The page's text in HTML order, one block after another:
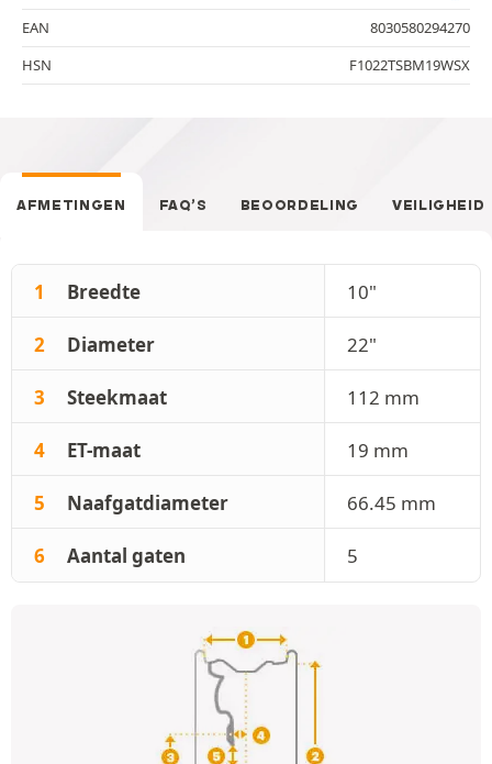
EAN
8030580294270
HSN
F1022TSBM19WSX
AFMETINGEN FAQ’S BEOORDELING VEILIGHEID
1 Breedte 10"
2 Diameter 22"
3 Steekmaat 112 mm
4 ET-maat 19 mm
5 Naafgatdiameter 66.45 mm
6 Aantal gaten 5